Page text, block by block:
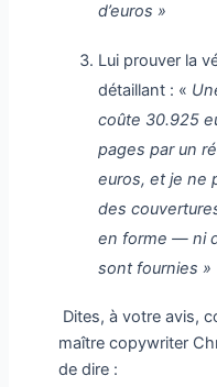
d’euros »
Lui prouver la
détaillant : «
coûte 30.925
pages par un
euros, et je ne
des
en forme — ni
sont fournies »
Dites, à votre avis,
maître copywriter
de dire :